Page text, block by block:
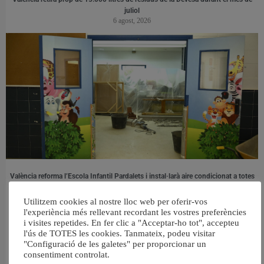
juliol
6 agost, 2026
València reforma l’Escola Infantil Pardalets i instal·larà aire condicionat a totes
5 agost, 2026
Utilitzem cookies al nostre lloc web per oferir-vos
l'experiència més rellevant recordant les vostres preferències
i visites repetides. En fer clic a "Acceptar-ho tot", accepteu
l'ús de TOTES les cookies. Tanmateix, podeu visitar
"Configuració de les galetes" per proporcionar un
consentiment controlat.